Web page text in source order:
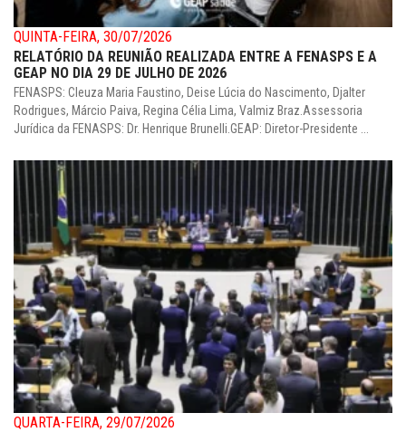
QUINTA-FEIRA, 30/07/2026
RELATÓRIO DA REUNIÃO REALIZADA ENTRE A FENASPS E A
GEAP NO DIA 29 DE JULHO DE 2026
FENASPS: Cleuza Maria Faustino, Deise Lúcia do Nascimento, Djalter
Rodrigues, Márcio Paiva, Regina Célia Lima, Valmiz Braz.Assessoria
Jurídica da FENASPS: Dr. Henrique Brunelli.GEAP: Diretor-Presidente ...
QUARTA-FEIRA, 29/07/2026